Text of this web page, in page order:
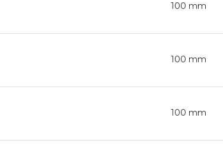
100 mm
100 mm
100 mm